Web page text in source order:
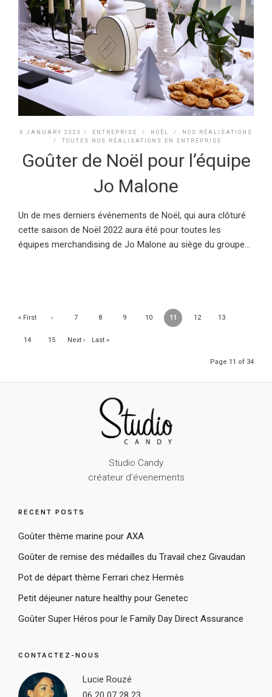
6 JANUARY 2023 / ENTREPRISE / NOËL /
NOS RÉALISATIONS
/ TOUTES NOS RÉALISATIONS EN ENTREPRISE
Goûter de Noël pour l’équipe
Jo Malone
Un de mes derniers événements de Noël, qui aura clôturé
cette saison de Noël 2022 aura été pour toutes les
équipes merchandising de Jo Malone au siège du groupe...
« First ‹
Previ
7 8 9 10 11 12 13
14 15 Next › Last »
Page 11 of 34
Studio Candy
créateur d'évenements
RECENT POSTS
Goûter thème marine pour AXA
Goûter de remise des médailles du Travail chez Givaudan
Pot de départ thème Ferrari chez Hermès
Petit déjeuner nature healthy pour Genetec
Goûter Super Héros pour le Family Day Direct Assurance
CONTACTEZ-NOUS
Lucie Rouzé